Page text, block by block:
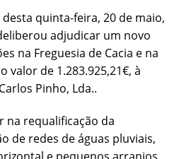
quinta-feira, 20 de maio,
adjudicar um novo
na Freguesia de Cacia e na
valor de 1.283.925,21€, à
Pinho, Lda..
na requalificação da
de redes de águas pluviais,